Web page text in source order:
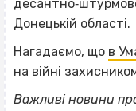
Донецькій області.
Нагадаємо, що в
на війні
Важливі новини